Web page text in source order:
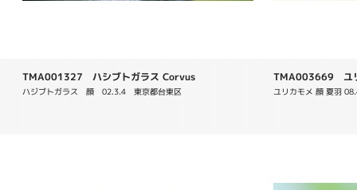
TMA001327 ハシブトガラス Corvus
macrorhynchos
ハジブトガラス　顔　02.3.4　東京都台東区
TMA003669 ユ
ユリカモメ 顔 夏羽